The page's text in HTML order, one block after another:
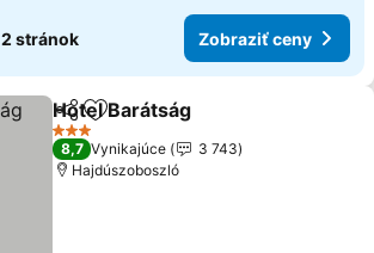
2 stránok Zobraziť ceny
ZdieľaťPridať do obľúbených
Hotel Barátság
3 Počet hviezdičiek
8,7 Vynikajúce
3 743
Hajdúszoboszló